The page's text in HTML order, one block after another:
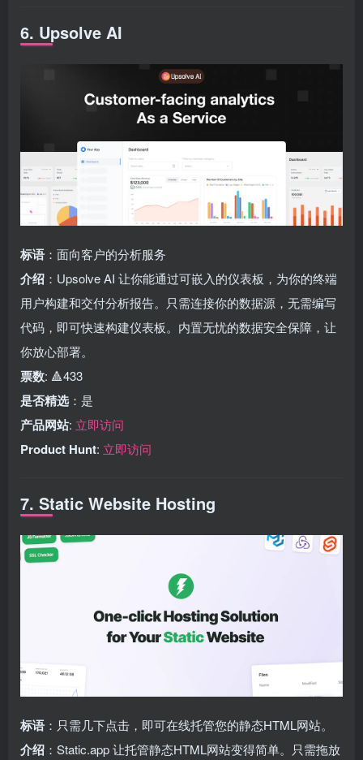
6. Upsolve AI
标语 ：面向客户的分析服务
介绍 ：Upsolve AI 让你能通过可嵌入的仪表板，为你的终端
用户构建和交付分析报告。只需连接你的数据源，无需编写
代码，即可快速构建仪表板。内置无忧的数据安全保障，让
你放心部署。
票数: 🔺433
是否精选 ：是
产品网站: 立即访问
Product Hunt: 立即访问
7. Static Website Hosting
标语 ：只需几下点击，即可在线托管您的静态HTML网站。
介绍 ：Static.app 让托管静态HTML网站变得简单。只需拖放